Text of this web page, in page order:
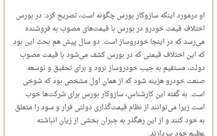
او درمورد اینکه سازوکار بورس چگونه است، تصریح کرد: در بورس
اختلاف قیمت خودرو در بورس با قیمت‌های مصوب به فروشنده
می‌رسد که در اینجا خودروساز است. دو سال پیش هم بحث این بود
که این اختلاف قیمتی که در بورس کشف می‌شود با قیمت مصوب
دولت، مستقیم به جیب خودروساز نرود و برای تحقیق و توسعه
صنعت خودرو هزینه شود که از همان اول مشخص بود که شوخی
است. به گفته این کارشناس، سازوکار بورس برای شرکت‌ها خوب
است زیرا می‌توانند از نظام قیمت‌گذاری دولتی فرار و سود را متعلق
به خود کنند و از این رهگذر به جبران بخشی از زیان انباشته